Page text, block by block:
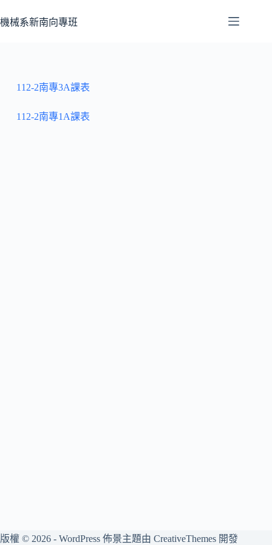
機械系新南向專班
112-2南專3A課表
112-2南專1A課表
版權 © 2026 - WordPress 佈景主題由 CreativeThemes 開發